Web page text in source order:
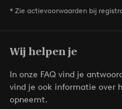
* Zie actievoorwaarden bij
Wij helpen je
In onze FAQ vind je
vind je ook informatie over
opneemt.